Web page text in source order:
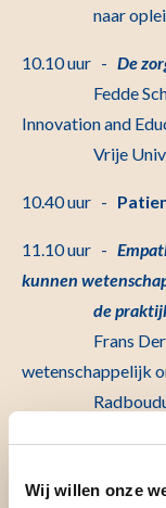
Wij willen onze
naar
10.10 uur - De
Fedde
Innovation and
Vrije
10.40 uur -
11.10 uur -
kunnen
de praktijk
Frans
wetenschappelijk
11.40 uur -
12.00 uur -Wees